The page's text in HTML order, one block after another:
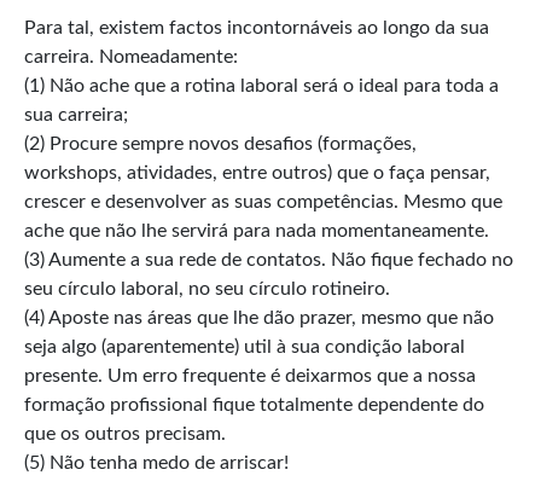
Para tal, existem factos incontornáveis ao longo da sua
carreira. Nomeadamente:
(1) Não ache que a rotina laboral será o ideal para toda a
sua carreira;
(2) Procure sempre novos desafios (formações,
workshops, atividades, entre outros) que o faça pensar,
crescer e desenvolver as suas competências. Mesmo que
ache que não lhe servirá para nada momentaneamente.
(3) Aumente a sua rede de contatos. Não fique fechado no
seu círculo laboral, no seu círculo rotineiro.
(4) Aposte nas áreas que lhe dão prazer, mesmo que não
seja algo (aparentemente) util à sua condição laboral
presente. Um erro frequente é deixarmos que a nossa
formação profissional fique totalmente dependente do
que os outros precisam.
(5) Não tenha medo de arriscar!